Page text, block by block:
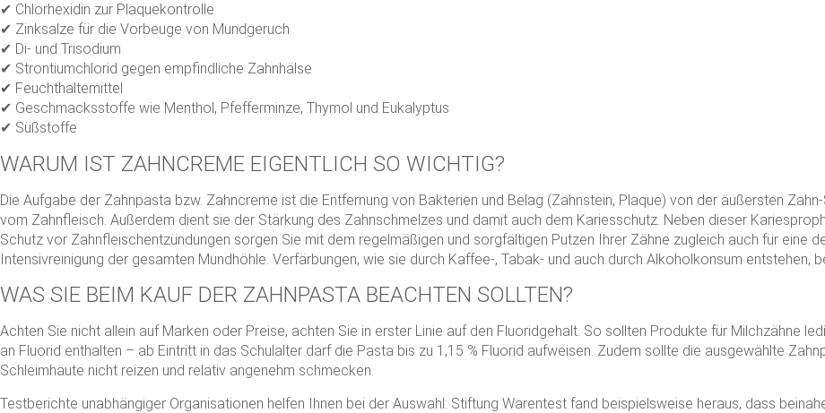
✔ Chlorhexidin zur Plaquekontrolle
✔ Zinksalze für die Vorbeuge von Mundgeruch
✔ Di- und Trisodium
✔ Strontiumchlorid gegen empfindliche Zahnhälse
✔ Feuchthaltemittel
✔ Geschmacksstoffe wie Menthol, Pfefferminze, Thymol und Eukalyptus
✔ Süßstoffe
WARUM IST ZAHNCREME EIGENTLICH SO WICHTIG?
Die Aufgabe der Zahnpasta bzw. Zahncreme ist die Entfernung von Bakterien und Belag (Zahnstein, Plaque) von der äußersten
vom Zahnfleisch. Außerdem dient sie der Stärkung des Zahnschmelzes und damit auch dem Kariesschutz. Neben dieser
Schutz vor Zahnfleischentzündungen sorgen Sie mit dem regelmäßigen und sorgfältigen Putzen Ihrer Zähne zugleich auch für eine
Intensivreinigung der gesamten Mundhöhle. Verfärbungen, wie sie durch Kaffee-, Tabak- und auch durch Alkoholkonsum entstehen,
WAS SIE BEIM KAUF DER ZAHNPASTA BEACHTEN SOLLTEN?
Achten Sie nicht allein auf Marken oder Preise, achten Sie in erster Linie auf den Fluoridgehalt. So sollten Produkte für Milchzähne
an Fluorid enthalten – ab Eintritt in das Schulalter darf die Pasta bis zu 1,15 % Fluorid aufweisen. Zudem sollte die ausgewählte
Schleimhäute nicht reizen und relativ angenehm schmecken.
Testberichte unabhängiger Organisationen helfen Ihnen bei der Auswahl: Stiftung Warentest fand beispielsweise heraus, dass